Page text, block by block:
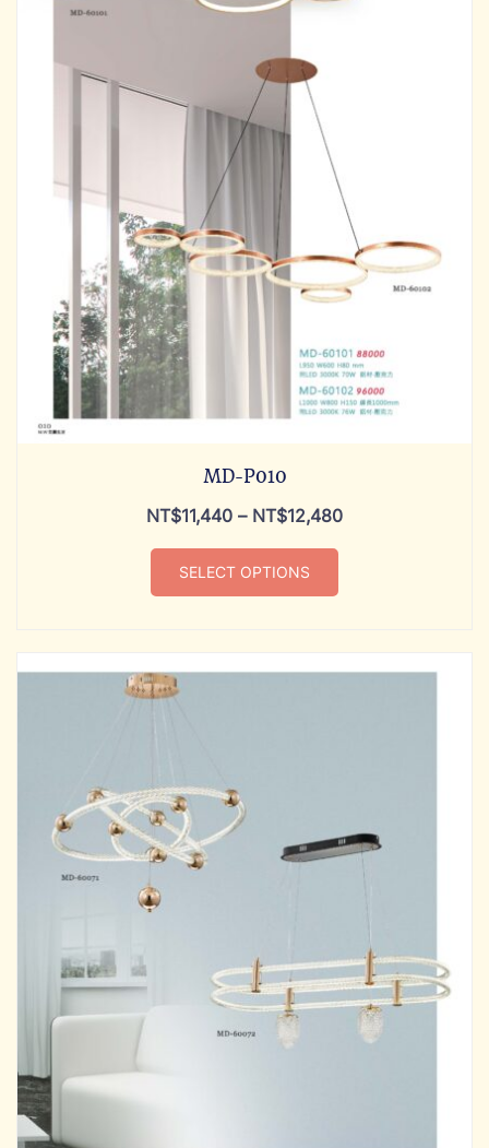
MD-P010
NT$11,440 – NT$12,480
SELECT OPTIONS